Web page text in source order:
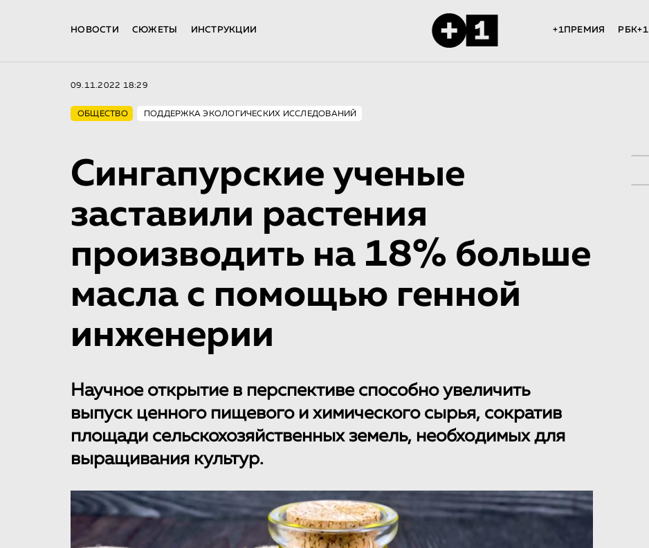
НОВОСТИ СЮЖЕТЫ ИНСТРУКЦИИ +1ПРЕМИЯ РБК+1
09.11.2022 18:29
ОБЩЕСТВО ПОДДЕРЖКА ЭКОЛОГИЧЕСКИХ ИССЛЕДОВАНИЙ
Сингапурские ученые
заставили растения
производить на 18% больше
масла с помощью генной
инженерии
Научное открытие в перспективе способно увеличить
выпуск ценного пищевого и химического сырья, сократив
площади сельскохозяйственных земель, необходимых для
выращивания культур.